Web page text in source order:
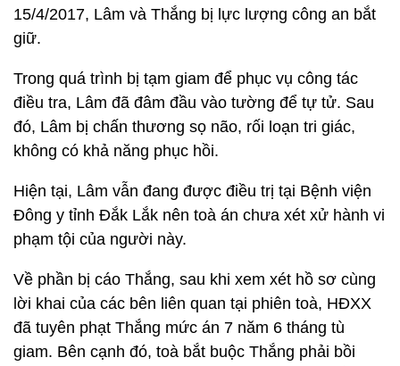
15/4/2017, Lâm và Thắng bị lực lượng công an bắt
giữ.
Trong quá trình bị tạm giam để phục vụ công tác
điều tra, Lâm đã đâm đầu vào tường để tự tử. Sau
đó, Lâm bị chấn thương sọ não, rối loạn tri giác,
không có khả năng phục hồi.
Hiện tại, Lâm vẫn đang được điều trị tại Bệnh viện
Đông y tỉnh Đắk Lắk nên toà án chưa xét xử hành vi
phạm tội của người này.
Về phần bị cáo Thắng, sau khi xem xét hồ sơ cùng
lời khai của các bên liên quan tại phiên toà, HĐXX
đã tuyên phạt Thắng mức án 7 năm 6 tháng tù
giam. Bên cạnh đó, toà bắt buộc Thắng phải bồi